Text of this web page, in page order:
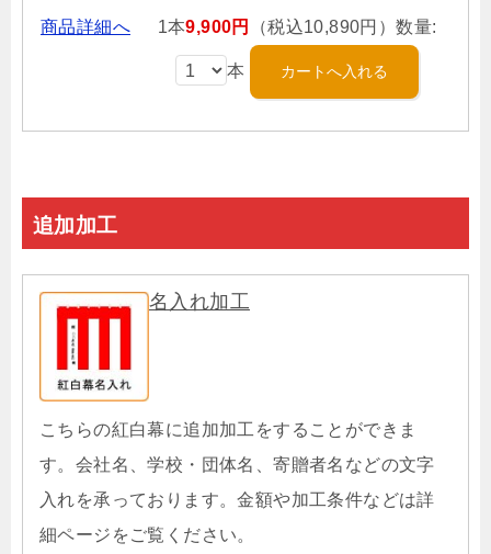
商品詳細へ 1本9,900円 （税込10,890円）数量:
本
追加加工
名入れ加工
こちらの紅白幕に追加加工をすることができま
す。会社名、学校・団体名、寄贈者名などの文字
入れを承っております。金額や加工条件などは詳
細ページをご覧ください。